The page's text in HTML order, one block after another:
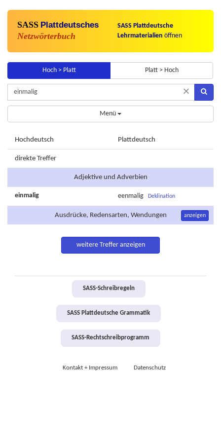
SASS Plattdeutsches
Netzwörterbuch
SASS Plattdeutsche
Lehrmaterialien öffnen
Hoch > Platt Platt > Hoch
×
Menü
Hochdeutsch Plattdeutsch
direkte Treffer
Adjektive und Adverbien
einmalig eenmalig Deklination
Ausdrücke, Redensarten, Wendungen anzeigen
weitere Treffer anzeigen
SASS-Schreibregeln
SASS Plattdeutsche Grammatik
SASS-Rechtschreibprogramm
Kontakt + Impressum Datenschutz